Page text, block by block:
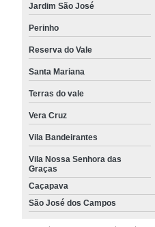
Jardim São José
Perinho
Reserva do Vale
Santa Mariana
Terras do vale
Vera Cruz
Vila Bandeirantes
Vila Nossa Senhora das
Graças
Caçapava
São José dos Campos